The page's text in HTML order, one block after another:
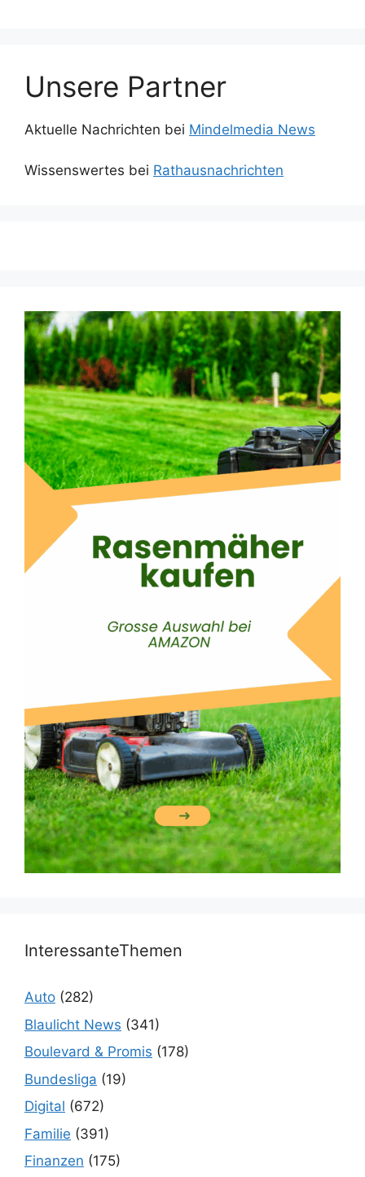
Unsere Partner
Aktuelle Nachrichten bei Mindelmedia News
Wissenswertes bei Rathausnachrichten
InteressanteThemen
Auto (282)
Blaulicht News (341)
Boulevard & Promis (178)
Bundesliga (19)
Digital (672)
Familie (391)
Finanzen (175)